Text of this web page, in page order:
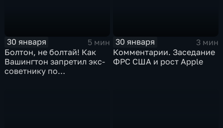
30 января
5 мин
Болтон, не болтай! Как
Вашингтон запретил экс-
советнику по
30 января
3 мин
Комментарии. Заседание
ФРС США и рост Apple